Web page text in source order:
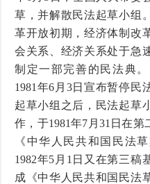
草，并解散民法起草小组
革开放初期，经济体制改
会关系、经济关系处于急
制定一部完善的民法典
1981年6月3日宣布暂停民
起草小组之后，民法起草
作，于1981年7月31日在
《中华人民共和国民法
1982年5月1日又在第三稿
成《中华人民共和国民法